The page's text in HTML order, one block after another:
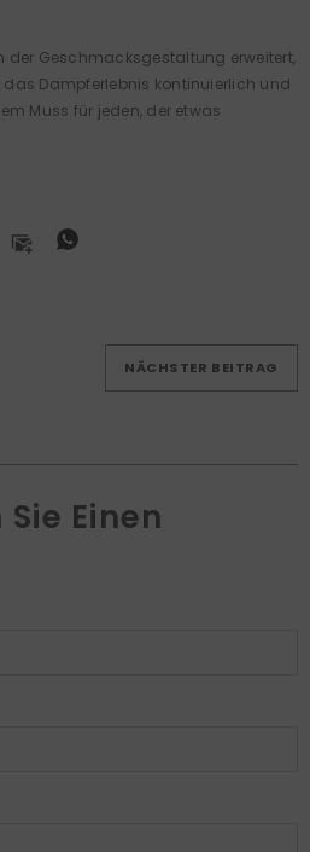
der Geschmacksgestaltung erweitert,
Dampferlebnis kontinuierlich und
Muss für jeden, der etwas
NÄCHSTER BEITRAG
Einen